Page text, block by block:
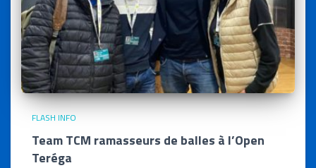
FLASH INFO
Team TCM ramasseurs de balles à l’Open
Teréga